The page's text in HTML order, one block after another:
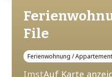
File
Ferienwohnung / Appartement
ImstAuf Karte